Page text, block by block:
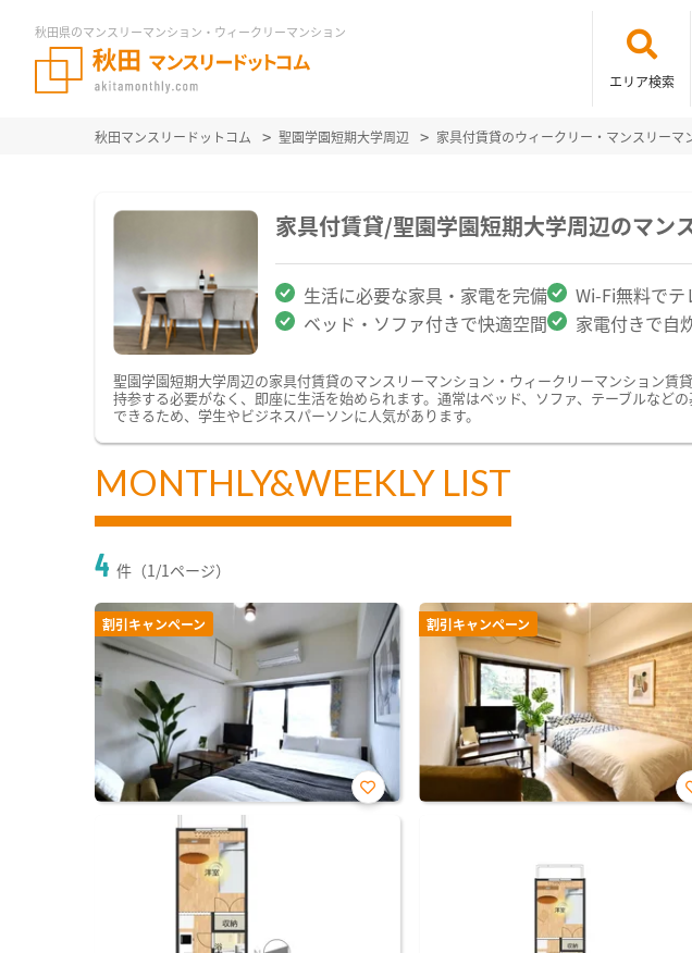
秋田県のマンスリーマンション・ウィークリーマンション
エリア検索
秋田マンスリードットコム 聖園学園短期大学周辺 家具付賃貸のウィークリー・マンスリーマ
家具付賃貸/聖園学園短期大学周辺のマン
生活に必要な家具・家電を完備 Wi-Fi無料で
ベッド・ソファ付きで快適空間
家電付きで自
聖園学園短期大学周辺の家具付賃貸のマンスリーマンション・ウィークリーマンション
持参する必要がなく、即座に生活を始められます。通常はベッド、ソファ、テーブルな
できるため、学生やビジネスパーソンに人気があります。
MONTHLY&WEEKLY LIST
4 件（1/1ページ）
割引キャンペーン
お気
割引キャンペーン